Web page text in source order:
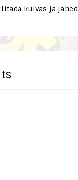
kuivas ja